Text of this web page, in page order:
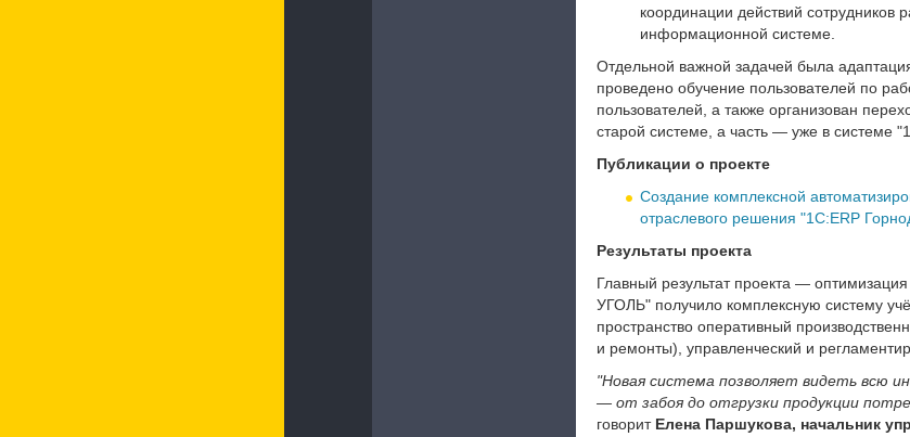
координации действий
информационной системе.
Отдельной важной задачей была
проведено обучение пользователей по
пользователей, а также организован
старой системе, а часть — уже в системе
Публикации о проекте
Создание комплексной
отраслевого решения "1С:ERP
Результаты проекта
Главный результат проекта —
УГОЛЬ" получило комплексную систему
пространство оперативный
и ремонты), управленческий и
"Новая система позволяет видеть всю
— от забоя до отгрузки продукции
говорит Елена Паршукова, начальник